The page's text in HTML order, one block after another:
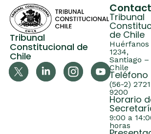
Tribunal
Constitucional de
Chile
Tribunal
de Chile
Huérfanos
1234,
Santiago –
Chile
Teléfono
(56-2) 2721
9200
Horario
9:00 a
horas